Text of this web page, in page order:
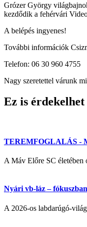
Grózer György
kezdődik a fehérvári
A belépés ingyenes!
További információk
Telefon: 06 30 960 4755
Nagy szeretettel várunk
Ez is érdekelhet
TEREMFOGLALÁS -
A Máv Előre SC
Nyári vb-láz –
A 2026-os labdarúgó-